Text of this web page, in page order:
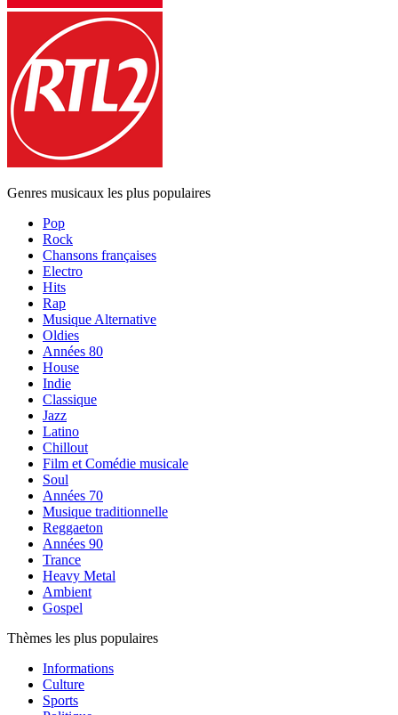
Genres musicaux les plus populaires
Pop
Rock
Chansons françaises
Electro
Hits
Rap
Musique Alternative
Oldies
Années 80
House
Indie
Classique
Jazz
Latino
Chillout
Film et Comédie musicale
Soul
Années 70
Musique traditionnelle
Reggaeton
Années 90
Trance
Heavy Metal
Ambient
Gospel
Thèmes les plus populaires
Informations
Culture
Sports